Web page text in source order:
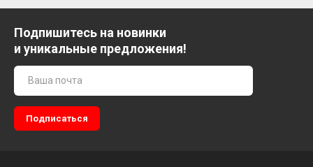
Подпишитесь на новинки
и уникальные предложения!